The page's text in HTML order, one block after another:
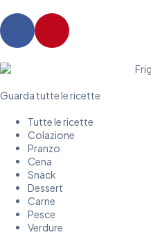
Guarda tutte le ricette
Tutte le ricette
Colazione
Pranzo
Cena
Snack
Dessert
Carne
Pesce
Verdure